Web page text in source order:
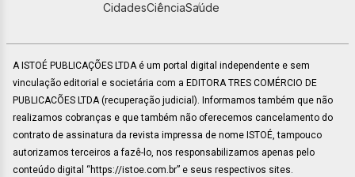
CidadesCiênciaSaúde
A ISTOÉ PUBLICAÇÕES LTDA é um portal digital independente e sem
vinculação editorial e societária com a EDITORA TRES COMÉRCIO DE
PUBLICACÕES LTDA (recuperação judicial). Informamos também que não
realizamos cobranças e que também não oferecemos cancelamento do
contrato de assinatura da revista impressa de nome ISTOÉ, tampouco
autorizamos terceiros a fazê-lo, nos responsabilizamos apenas pelo
conteúdo digital “https://istoe.com.br” e seus respectivos sites.